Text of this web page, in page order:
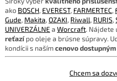
ako BOSCH, EVEREST, FARMERTEC,
Gude, Makita, OZAKI, Riwall, RURIS,
UNIVERZÁLNE a Worcraft. Nájdete
reťazípo oleje a brúsne súpravy.
kondícii s našímcenovo
Chcem sa